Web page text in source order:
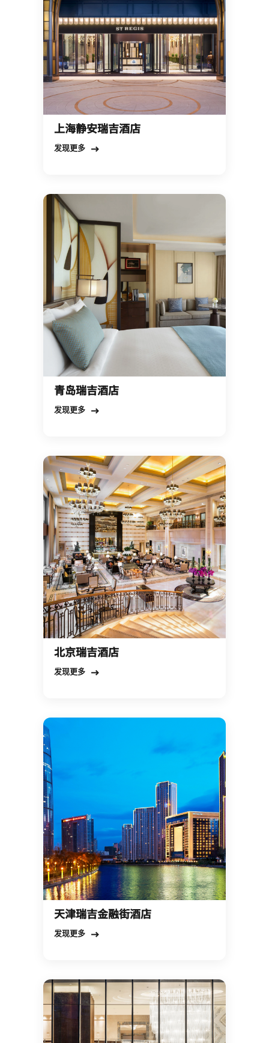
上海静安瑞吉酒店
发现更多Open in New Tab
青岛瑞吉酒店
发现更多Open in New Tab
北京瑞吉酒店
发现更多Open in New Tab
天津瑞吉金融街酒店
发现更多Open in New Tab